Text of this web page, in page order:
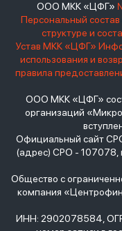
ООО МКК «ЦФГ»
Персональный
структуре и
Устав МКК «ЦФГ»
использования и
правила
ООО МКК «ЦФГ»
организаций
Официальный сайт
(адрес) СРО - 107078,
Общество с
компания
ИНН: 2902078584,